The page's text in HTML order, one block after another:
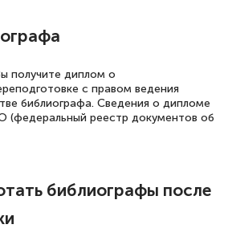
Хочется
при обращении
со мной
на все
вопросы и в течении
К
получите диплом о
с правом ведения
библиографа. Сведения о дипломе
(федеральный реестр документов об
библиографы после